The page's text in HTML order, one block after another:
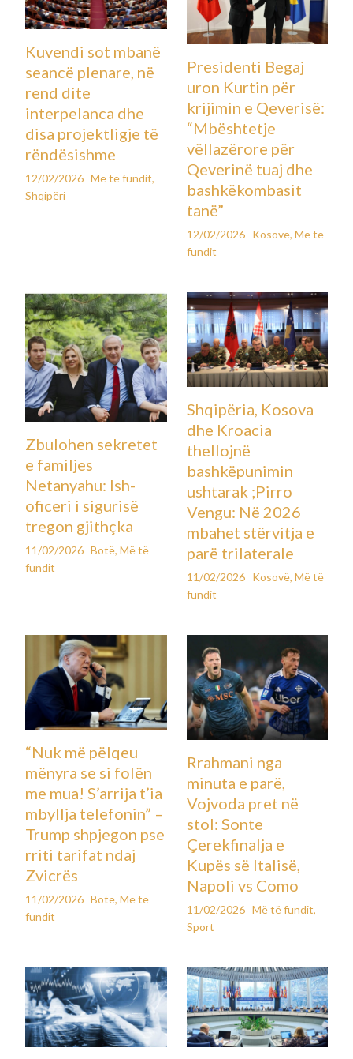
Kuvendi sot mbanë
seancë plenare, në
rend dite
interpelanca dhe
disa projektligje të
rëndësishme
12/02/2026 Më të fundit,
Shqipëri
Presidenti Begaj
uron Kurtin për
krijimin e Qeverisë:
“Mbështetje
vëllazërore për
Qeverinë tuaj dhe
bashkëkombasit
tanë”
12/02/2026 Kosovë, Më të
fundit
Zbulohen sekretet
e familjes
Netanyahu: Ish-
oficeri i sigurisë
tregon gjithçka
11/02/2026 Botë,Më të
fundit
Shqipëria, Kosova
dhe Kroacia
thellojnë
bashkëpunimin
ushtarak ;Pirro
Vengu: Në 2026
mbahet stërvitja e
parë trilaterale
11/02/2026 Kosovë, Më të
fundit
“Nuk më pëlqeu
mënyra se si folën
me mua! S’arrija t’ia
mbyllja telefonin” –
Trump shpjegon pse
rriti tarifat ndaj
Zvicrës
11/02/2026 Botë,Më të
fundit
Rrahmani nga
minuta e parë,
Vojvoda pret në
stol: Sonte
Çerekfinalja e
Kupës së Italisë,
Napoli vs Como
11/02/2026 Më të fundit,
Sport